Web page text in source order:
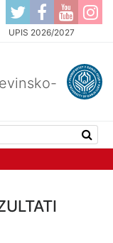
UPIS 2026/2027
dela ispita